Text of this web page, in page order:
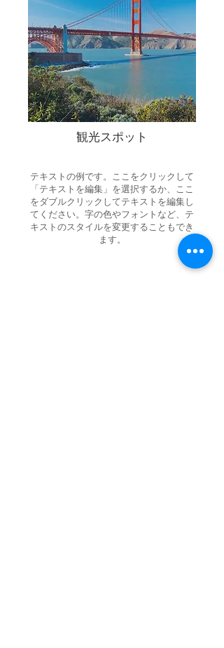
観光スポット
テキストの例です。ここをクリックして
「テキストを編集」を選択するか、ここ
をダブルクリックしてテキストを編集し
てください。字の色やフォントなど、テ
キストのスタイルを変更することもでき
ます。